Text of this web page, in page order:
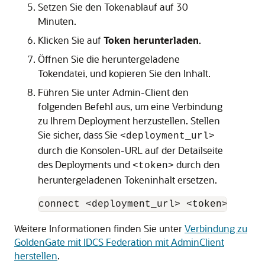
Setzen Sie den Tokenablauf auf 30
Minuten.
Klicken Sie auf Token herunterladen.
Öffnen Sie die heruntergeladene
Tokendatei, und kopieren Sie den Inhalt.
Führen Sie unterAdmin-Clientden
folgenden Befehl aus, um eine Verbindung
zu Ihrem Deployment herzustellen. Stellen
Sie sicher, dass Sie <deployment_url>
durch die Konsolen-URL auf der Detailseite
des Deployments und <token> durch den
heruntergeladenen Tokeninhalt ersetzen.
connect <deployment_url> <token> !
Weitere Informationen finden Sie unterVerbindung zu
GoldenGate mit IDCS Federation mit AdminClient
herstellen.